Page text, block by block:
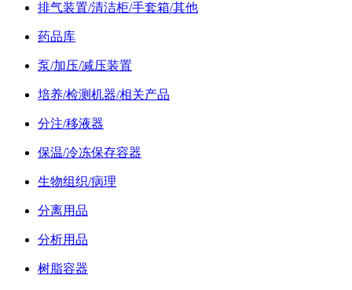
排气装置/清洁柜/手套箱/其他
药品库
泵/加压/减压装置
培养/检测机器/相关产品
分注/移液器
保温/冷冻保存容器
生物组织/病理
分离用品
分析用品
树脂容器